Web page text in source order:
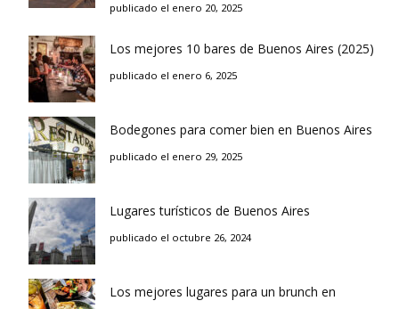
publicado el enero 20, 2025
Los mejores 10 bares de Buenos Aires (2025)
publicado el enero 6, 2025
Bodegones para comer bien en Buenos Aires
publicado el enero 29, 2025
Lugares turísticos de Buenos Aires
publicado el octubre 26, 2024
Los mejores lugares para un brunch en